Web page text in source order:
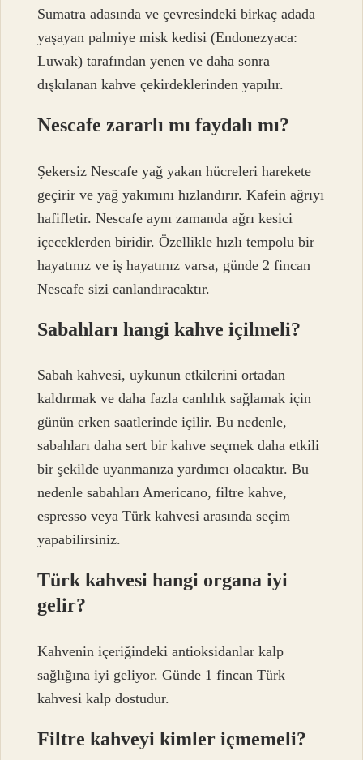
Sumatra adasında ve çevresindeki birkaç adada
yaşayan palmiye misk kedisi (Endonezyaca:
Luwak) tarafından yenen ve daha sonra
dışkılanan kahve çekirdeklerinden yapılır.
Nescafe zararlı mı faydalı mı?
Şekersiz Nescafe yağ yakan hücreleri harekete
geçirir ve yağ yakımını hızlandırır. Kafein ağrıyı
hafifletir. Nescafe aynı zamanda ağrı kesici
içeceklerden biridir. Özellikle hızlı tempolu bir
hayatınız ve iş hayatınız varsa, günde 2 fincan
Nescafe sizi canlandıracaktır.
Sabahları hangi kahve içilmeli?
Sabah kahvesi, uykunun etkilerini ortadan
kaldırmak ve daha fazla canlılık sağlamak için
günün erken saatlerinde içilir. Bu nedenle,
sabahları daha sert bir kahve seçmek daha etkili
bir şekilde uyanmanıza yardımcı olacaktır. Bu
nedenle sabahları Americano, filtre kahve,
espresso veya Türk kahvesi arasında seçim
yapabilirsiniz.
Türk kahvesi hangi organa iyi
gelir?
Kahvenin içeriğindeki antioksidanlar kalp
sağlığına iyi geliyor. Günde 1 fincan Türk
kahvesi kalp dostudur.
Filtre kahveyi kimler içmemeli?